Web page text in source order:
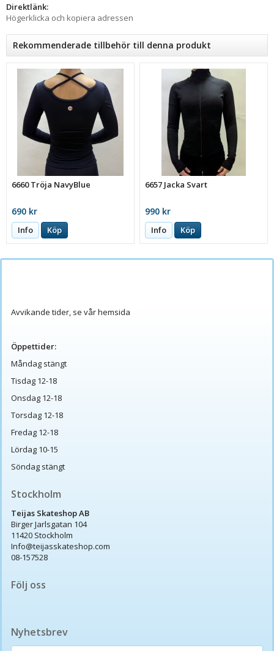
Direktlänk:
Högerklicka och kopiera adressen
Rekommenderade tillbehör till denna produkt
6660 Tröja NavyBlue
690 kr
Info Köp
6657 Jacka Svart
990 kr
Info Köp
Avvikande tider, se vår hemsida
Öppettider:
Måndag stängt
Tisdag 12-18
Onsdag 12-18
Torsdag 12-18
Fredag 12-18
Lördag 10-15
Söndag stängt
Stockholm
Teijas Skateshop AB
Birger Jarlsgatan 104
11420 Stockholm
Info@teijasskateshop.com
08-157528
Följ oss
Nyhetsbrev